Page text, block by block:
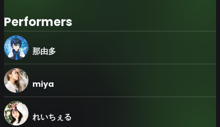
CLUB CITT'A'TTIC
〒210-0023 神奈川県川崎市川崎区小川町5-7 クラブチッタ
2F
電話：044-244-8100 ( 19:00-2:00 )
Webサイト：http://clubcitta-attic.com/
※会場観覧チケットをお求めのお客様へ※
【会場でのライブ閲覧について】
■会場入場時に1ドリンク（ドリンク代別）をご注文いただき
ます。ドリンク代は会場にてお支払いください。
■新型コロナウイルス感染症等の発生状況によっては、イベ
Performers
那由多
miya
れいちぇる